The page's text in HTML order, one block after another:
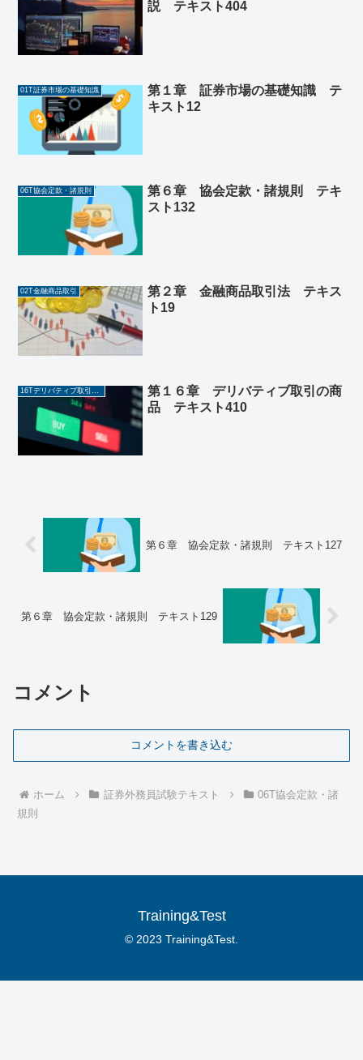
説 テキスト404
01T証券市場の基礎知識
第１章 証券市場の基礎知識 テ
キスト12
06T協会定款・諸規則
第６章 協会定款・諸規則 テキ
スト132
02T金融商品取引
第２章 金融商品取引法 テキス
ト19
16Tデリバティブ取引の商品
第１６章 デリバティブ取引の商
品 テキスト410
第６章 協会定款・諸規則 テキスト127
第６章 協会定款・諸規則 テキスト129
コメント
コメントを書き込む
ホーム 証券外務員試験テキスト
06T協会定款・諸
規則
Training&Test
© 2023 Training&Test.